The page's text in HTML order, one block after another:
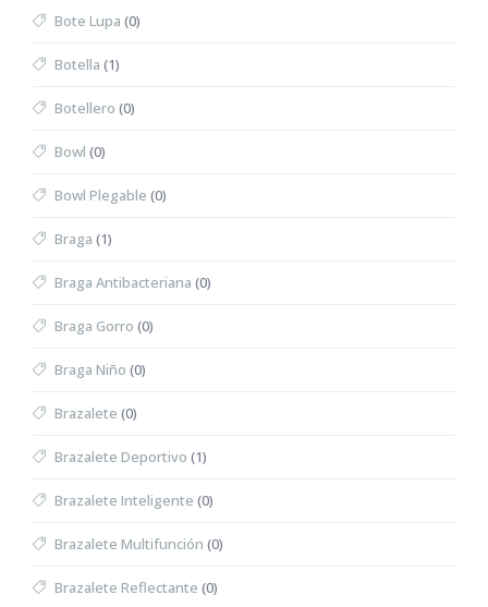
Bote Lupa (0)
Botella (1)
Botellero (0)
Bowl (0)
Bowl Plegable (0)
Braga (1)
Braga Antibacteriana (0)
Braga Gorro (0)
Braga Niño (0)
Brazalete (0)
Brazalete Deportivo (1)
Brazalete Inteligente (0)
Brazalete Multifunción (0)
Brazalete Reflectante (0)